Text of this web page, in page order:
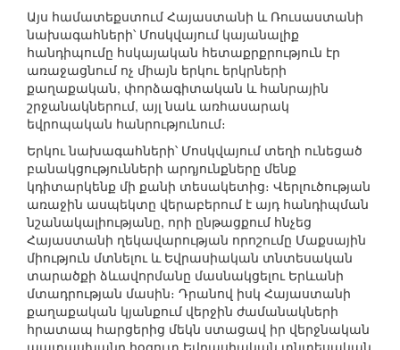
Այս համատեքստում Հայաստանի և Ռուսաստանի
նախագահների՝ Մոսկվայում կայանալիք
հանդիպումը հսկայական հետաքրքրություն էր
առաջացնում ոչ միայն երկու երկրների
քաղաքական, փորձագիտական և հանրային
շրջանակներում, այլ նաև առհասարակ
եվրոպական հանրությունում։
Երկու նախագահների՝ Մոսկվայում տեղի ունեցած
բանակցությունների արդյունքները մենք
կդիտարկենք մի քանի տեսակետից։ Վերլուծության
առաջին ասպեկտը վերաբերում է այդ հանդիպման
նշանակալիությանը, որի ընթացքում հնչեց
Հայաստանի ղեկավարության որոշումը Մաքսային
միություն մտնելու և Եվրասիական տնտեսական
տարածքի ձևավորմանը մասնակցելու Երևանի
մտադրության մասին։ Դրանով իսկ Հայաստանի
քաղաքական կյանքում վերջին ժամանակների
հրատապ հարցերից մեկն ստացավ իր վերջնական